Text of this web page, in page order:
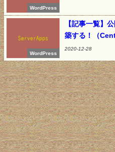
WordPress
WordPress
【記事一覧】
築する！（
2020-12-28